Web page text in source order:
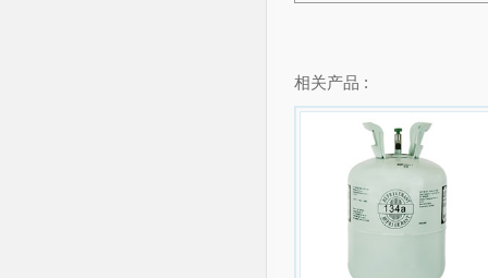
相关产品 :